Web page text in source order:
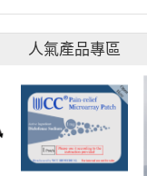
人氣產品專區